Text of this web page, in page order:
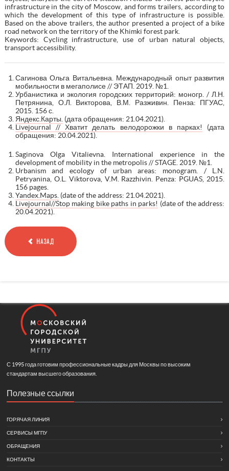
infrastructure in the city of Moscow, and forms trailers, according to
which the development of this type of infrastructure is possible.
Based on the above trailers, the author presented a project of a bike
road network on the territory of the Khimki forest park.
Keywords: Cycling infrastructure, use of urban natural objects,
transport accessibility.
Сагинова Ольга Витальевна. Международный опыт развития
мобильности в мегаполисе // ЭТАП. 2019. №1.
Урбанистика и экология городских территорий: моногр. / Л.Н.
Петрянина, О.Л. Викторова, В.М. Разживин. Пенза: ПГУАС,
2015. 156 с.
Яндекс.Карты. (дата обращения: 21.04.2021).
Livejournal // Хватит делать велодорожки в парках!
(дата
обращения: 20.04.2021).
Saginova Olga Vitalievna. International experience in the
development of mobility in the metropolis // STAGE. 2019. №1.
Urbanism and ecology of urban areas: monogram. / L.N.
Petryanina, O.L. Viktorova, V.M. Razzhivin. Penza: PGUAS, 2015.
156 pages.
Yandex.Maps. (date of the address: 21.04.2021).
Livejournal//Stop making bike paths in parks! (date of the address:
20.04.2021).
НАЗАД
С 1995 года готовим профессиональные кадры для Москвы по высоким
стандартам высшего образования.
Полезные ссылки
ГОРЯЧАЯ ЛИНИЯ
СЕРВИСЫ МГПУ
ОБРАЩЕНИЯ
КОНТАКТЫ